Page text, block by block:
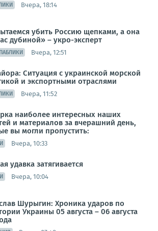
Вчера, 18:14
убить Россию щепками, а она
дубиной» – укро-эксперт
ПАБЛИКИ Вчера, 12:51
Ситуация с украинской морской
и экспортными отраслями
Вчера, 11:52
наиболее интересных наших
и материалов за вчерашний день,
вы могли пропустить:
Вчера, 10:33
удавка затягивается
Вчера, 10:04
Шурыгин: Хроника ударов по
Украины 05 августа – 06 августа